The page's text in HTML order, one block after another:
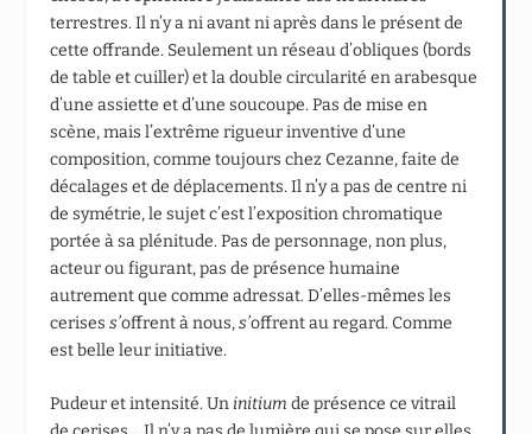
terrestres. Il n’y a ni avant ni après dans le présent de
cette offrande. Seulement un réseau d’obliques (bords
de table et cuiller) et la double circularité en arabesque
d’une assiette et d’une soucoupe. Pas de mise en
scène, mais l’extrême rigueur inventive d’une
composition, comme toujours chez Cezanne, faite de
décalages et de déplacements. Il n’y a pas de centre ni
de symétrie, le sujet c’est l’exposition chromatique
portée à sa plénitude. Pas de personnage, non plus,
acteur ou figurant, pas de présence humaine
autrement que comme adressat. D’elles-mêmes les
cerisess’offrent à nous,s’offrent au regard. Comme
est belle leur initiative.
Pudeur et intensité. Un initium de présence ce vitrail